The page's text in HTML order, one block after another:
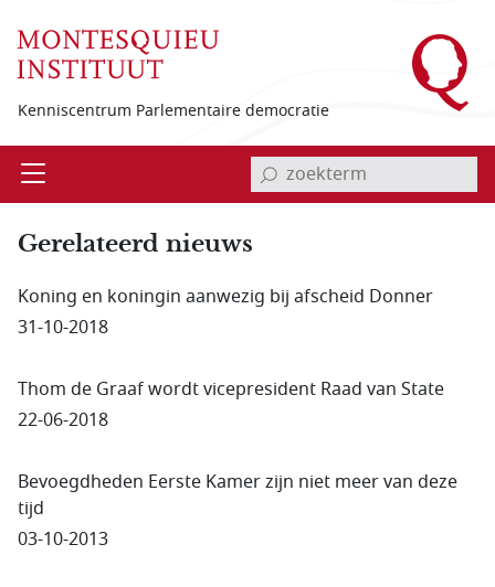
Kenniscentrum Parlementaire democratie
Open invoerveld zoekterm
Gerela­teerd nieuws
Koning en koningin aanwezig bij afscheid Donner
31-10-2018
Thom de Graaf wordt vicepresident Raad van State
22-06-2018
Bevoegdheden Eerste Kamer zijn niet meer van deze
tijd
03-10-2013